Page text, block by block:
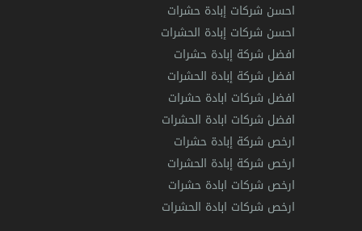
احسن شركات إبادة حشرات
احسن شركات إبادة الحشرات
افضل شركة إبادة حشرات
افضل شركة إبادة الحشرات
افضل شركات ابادة حشرات
افضل شركات ابادة الحشرات
ارخص شركة إبادة حشرات
ارخص شركة إبادة الحشرات
ارخص شركات ابادة حشرات
ارخص شركات ابادة الحشرات